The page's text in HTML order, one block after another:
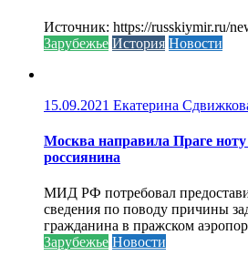
Источник: https://russkiymir.ru/
Зарубежье История Новости
15.09.2021 Екатерина
Москва направила Праге ноту
россиянина
МИД РФ потребовал
сведения по поводу причины
гражданина в пражском
Зарубежье Новости